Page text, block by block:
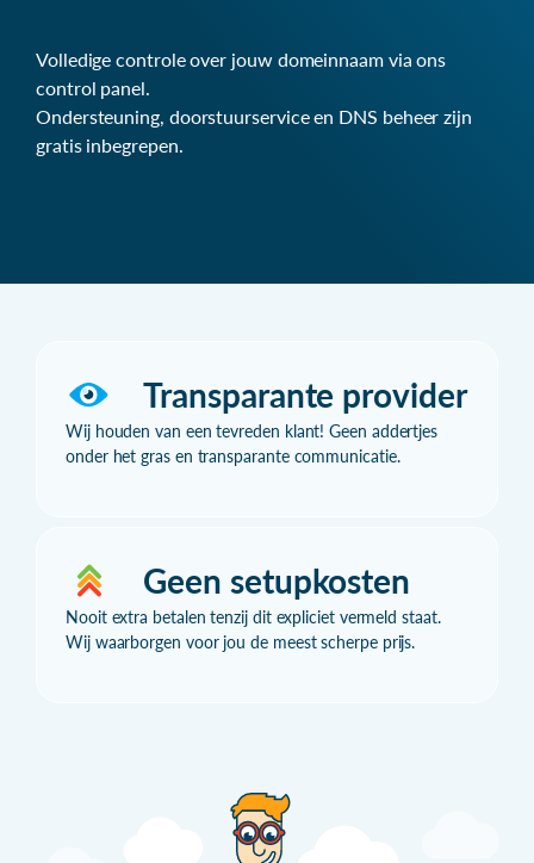
Volledige controle over jouw domeinnaam via ons
control panel.
Ondersteuning, doorstuurservice en DNS beheer zijn
gratis inbegrepen.
Transparante provider
Wij houden van een tevreden klant! Geen addertjes
onder het gras en transparante communicatie.
Geen setupkosten
Nooit extra betalen tenzij dit expliciet vermeld staat.
Wij waarborgen voor jou de meest scherpe prijs.